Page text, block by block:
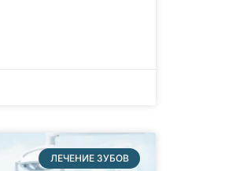
ЛЕЧЕНИЕ ЗУБОВ